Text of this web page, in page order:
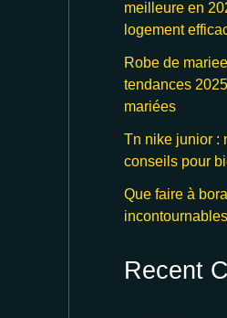
meilleure en
logement
Robe de
tendances
mariées
Tn nike junior :
conseils pour
Que faire à
Recent